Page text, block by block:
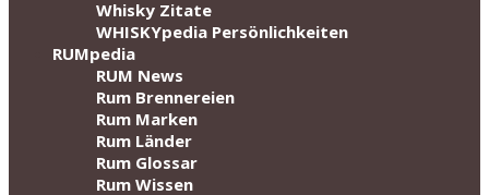
Whisky Zitate
WHISKYpedia Persönlichkeiten
RUMpedia
RUM News
Rum Brennereien
Rum Marken
Rum Länder
Rum Glossar
Rum Wissen